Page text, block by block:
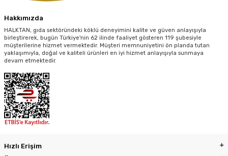
Hakkımızda
HALKTAN, gıda sektöründeki köklü deneyimini kalite ve güven anlayışıyla
birleştirerek, bugün Türkiye'nin 62 ilinde faaliyet gösteren 119 şubesiyle
müşterilerine hizmet vermektedir. Müşteri memnuniyetini ön planda tutan
yaklaşımıyla, doğal ve kaliteli ürünleri en iyi hizmet anlayışıyla sunmaya
devam etmektedir.
Hızlı Erişim